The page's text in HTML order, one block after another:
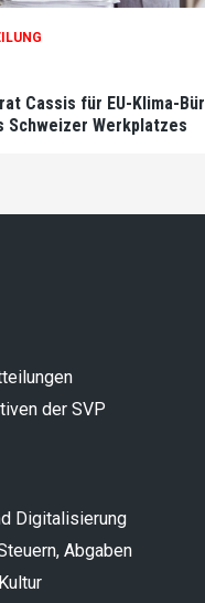
Cassis für EU-Klima-
Schweizer Werkplatzes
der SVP
Digitalisierung
Abgaben